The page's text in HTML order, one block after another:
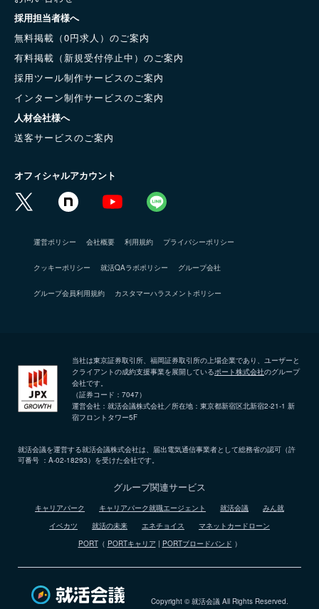
採用担当者様へ
無料掲載（0円求人）のご案内
有料掲載（新規受付停止中）のご案内
採用ツール制作サービスのご案内
インターン制作サービスのご案内
人材会社様へ
送客サービスのご案内
オフィシャルアカウント
運営ポリシー 会社概要 利用規約 プライバシーポリシー
クッキーポリシー 就活QAラボポリシー グループ会社
グループ会員利用規約 カスタマーハラスメントポリシー
当社は東京証券取引所、福岡証券取引所の上場企業であり、ユーザーと
クライアントの成約支援事業を展開しているポート株式会社のグループ
会社です。
（証券コード：7047）
運営会社：就活会議株式会社／所在地：東京都新宿区北新宿2-21-1 新
宿フロントタワー5F
就活会議を運営する就活会議株式会社は、届出電気通信事業者として総務省の認可（許
可番号 ：A-02-18293）を受けた会社です。